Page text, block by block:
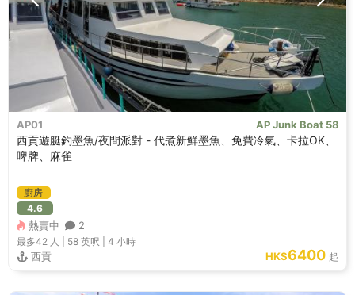
AP01 AP Junk Boat 58
西貢遊艇釣墨魚/夜間派對 - 代煮新鮮墨魚、免費冷氣、卡拉OK、
啤牌、麻雀
廚房
4.6
熱賣中 2
最多42人 | 58 英呎 4 小時
西貢 HK$6400 起